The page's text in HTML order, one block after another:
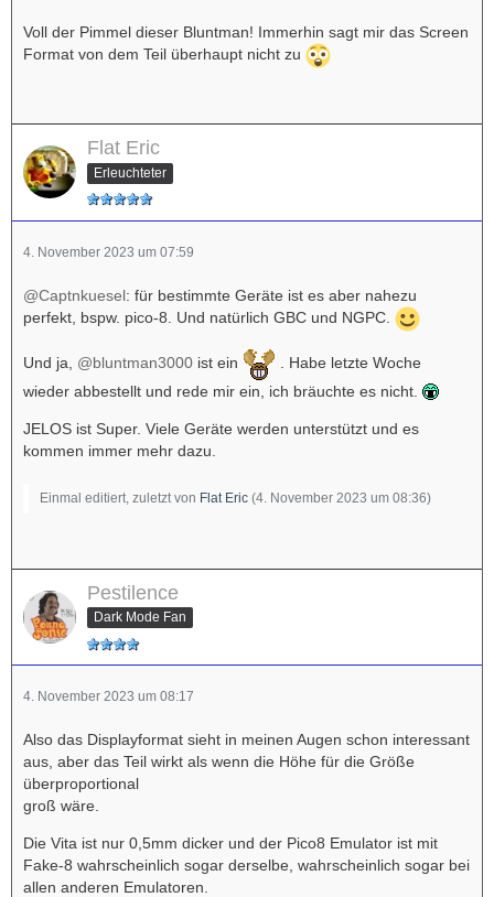
Voll der Pimmel dieser Bluntman! Immerhin sagt mir das Screen
Format von dem Teil überhaupt nicht zu
Flat Eric
Erleuchteter
4. November 2023 um 07:59
@Captnkuesel: für bestimmte Geräte ist es aber nahezu
perfekt, bspw. pico-8. Und natürlich GBC und NGPC.
Und ja, @bluntman3000 ist ein
. Habe letzte Woche
wieder abbestellt und rede mir ein, ich bräuchte es nicht.
JELOS ist Super. Viele Geräte werden unterstützt und es
kommen immer mehr dazu.
Einmal editiert, zuletzt von Flat Eric (4. November 2023 um 08:36)
Pestilence
Dark Mode Fan
4. November 2023 um 08:17
Also das Displayformat sieht in meinen Augen schon interessant
aus, aber das Teil wirkt als wenn die Höhe für die Größe
überproportional
groß wäre.
Die Vita ist nur 0,5mm dicker und der Pico8 Emulator ist mit
Fake-8 wahrscheinlich sogar derselbe, wahrscheinlich sogar bei
allen anderen Emulatoren.